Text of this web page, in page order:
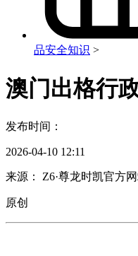
品安全知识 >
澳门出格行
发布时间：
2026-04-10 12:11
来源： Z6·尊龙时凯官方
原创